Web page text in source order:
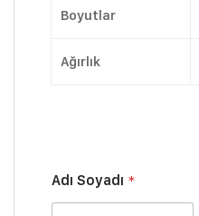
Boyutlar
Ağırlık
e
l
Adı Soyadı *